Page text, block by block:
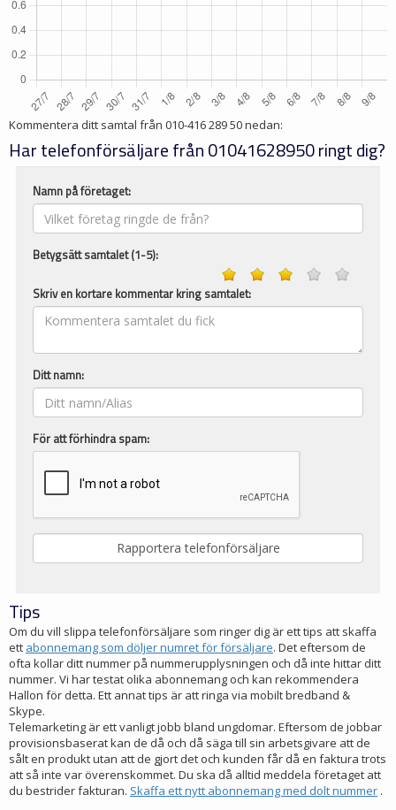
Kommentera ditt samtal från 010-416 289 50nedan:
Har telefonförsäljare från 01041628950 ringt dig?
Namn på företaget:
Betygsätt samtalet (1-5):
Skriv en kortare kommentar kring samtalet:
Ditt namn:
För att förhindra spam:
Tips
Om du vill slippa telefonförsäljare som ringer dig är ett tips att skaffa
ett abonnemang som döljer numret för försäljare. Det eftersom de
ofta kollar ditt nummer på nummerupplysningen och då inte hittar ditt
nummer. Vi har testat olika abonnemang och kan rekommendera
Hallon för detta. Ett annat tips är att ringa via mobilt bredband &
Skype.
Telemarketing är ett vanligt jobb bland ungdomar. Eftersom de jobbar
provisionsbaserat kan de då och då säga till sin arbetsgivare att de
sålt en produkt utan att de gjort det och kunden får då en faktura trots
att så inte var överenskommet. Du ska då alltid meddela företaget att
du bestrider fakturan. Skaffa ett nytt abonnemang med dolt nummer .